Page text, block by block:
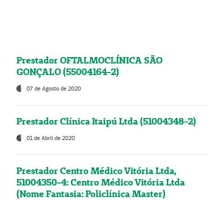
Prestador OFTALMOCLÍNICA SÃO
GONÇALO (55004164-2)
07 de Agosto de 2020
Prestador Clínica Itaipú Ltda (51004348-2)
01 de Abril de 2020
Prestador Centro Médico Vitória Ltda,
51004350-4: Centro Médico Vitória Ltda
(Nome Fantasia: Policlínica Master)